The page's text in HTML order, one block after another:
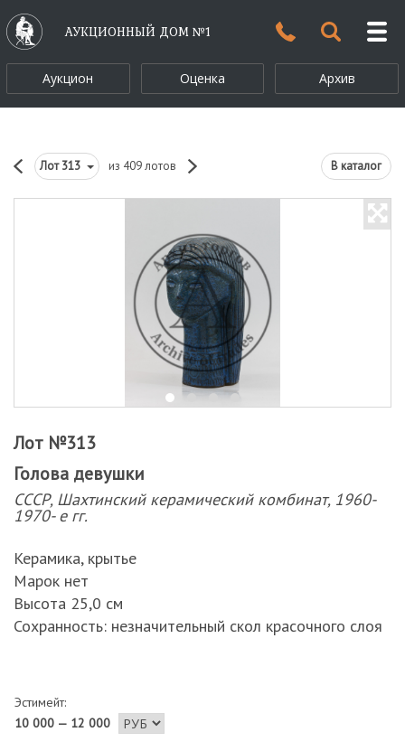
АУКЦИОННЫЙ ДОМ №1
Аукцион Оценка Архив
Лот313 из 409 лотов В каталог
Лот №313
Голова девушки
СССР, Шахтинский керамический комбинат, 1960-
1970- е гг.
Керамика, крытье
Марок нет
Высота 25,0 см
Сохранность: незначительный скол красочного слоя
Эстимейт:
10 000 — 12 000